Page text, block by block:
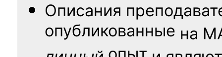
Описания
опубликованные на